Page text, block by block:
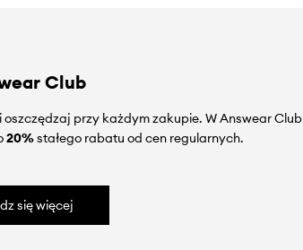
Club
oszczędzaj przy każdym zakupie. W Answear Club
20%stałego rabatu od cen regularnych.
się więcej